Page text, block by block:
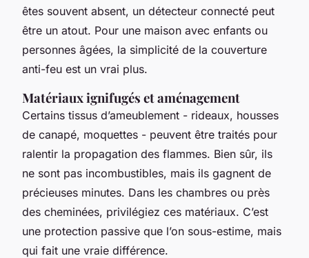
êtes souvent absent, un détecteur connecté peut
être un atout. Pour une maison avec enfants ou
personnes âgées, la simplicité de la couverture
anti-feu est un vrai plus.
Matériaux ignifugés et aménagement
Certains tissus d’ameublement - rideaux, housses
de canapé, moquettes - peuvent être traités pour
ralentir la propagation des flammes. Bien sûr, ils
ne sont pas incombustibles, mais ils gagnent de
précieuses minutes. Dans les chambres ou près
des cheminées, privilégiez ces matériaux. C’est
une protection passive que l’on sous-estime, mais
qui fait une vraie différence.